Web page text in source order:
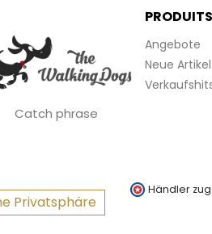
Catch phrase
PRODUITS
Angebote
Neue Artikel
Privatsphäre
Händler